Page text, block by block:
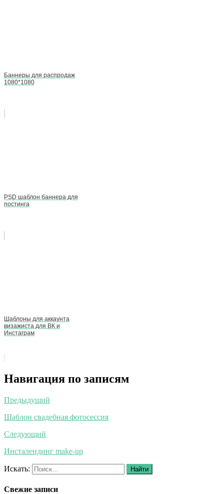
Баннеры для распродаж
1080*1080
PSD шаблон баннера для
постинга
Шаблоны для аккаунта
визажиста для ВК и
Инстаграм
Навигация по записям
Предыдущий
Шаблон свадебная фотосессия
Следующий
Инсталендинг make-up
Искать: Найти
Свежие записи